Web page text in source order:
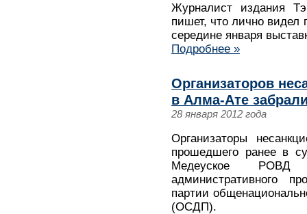
Журналист издания
пишет, что лично
середине января
Подробнее »
Организаторов
в Алма-Ате
28 января 2012 года
Организаторы
прошедшего ранее в
Медеуское РОВД
административного
партии
(ОСДП).